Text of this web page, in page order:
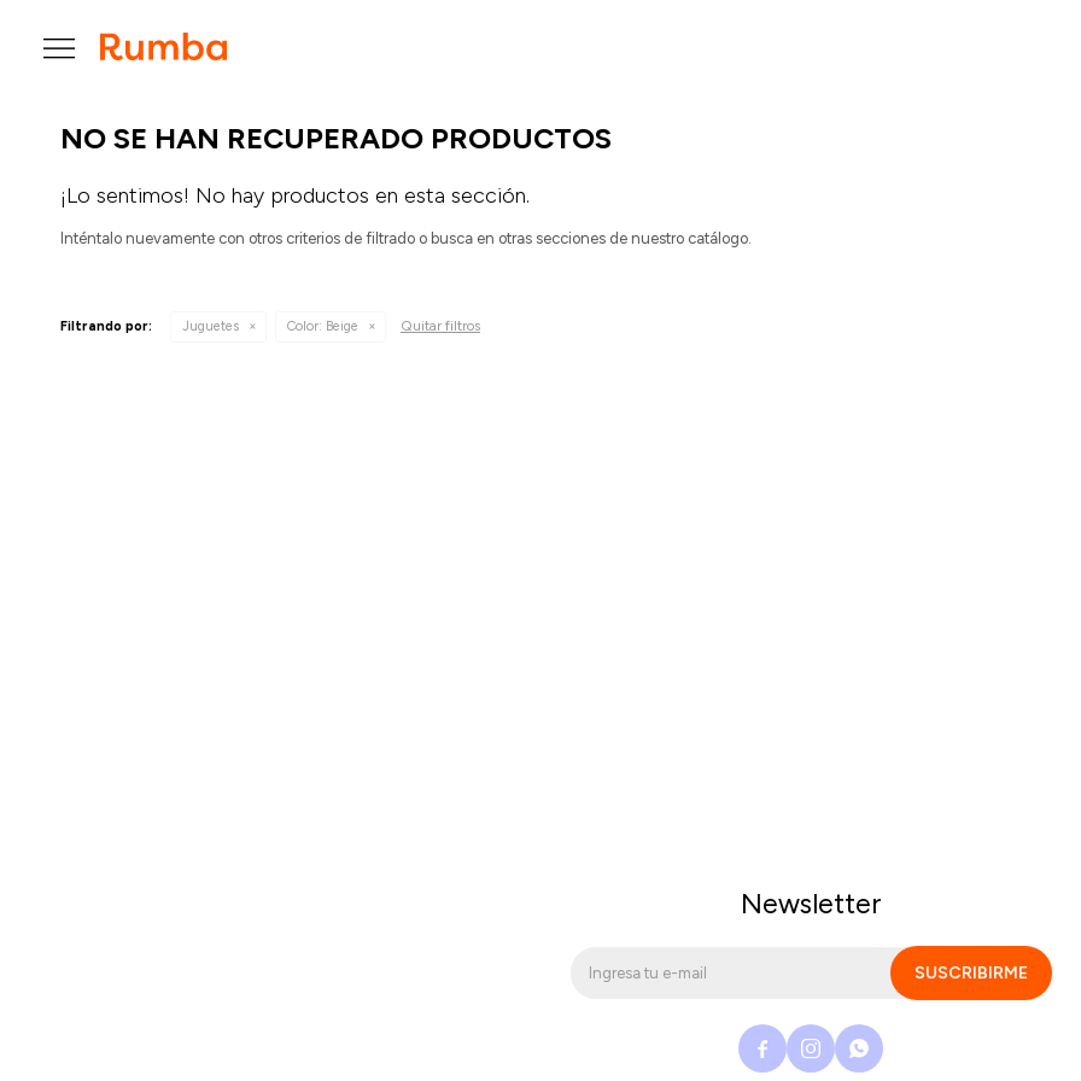

NO SE HAN RECUPERADO PRODUCTOS
¡Lo sentimos! No hay productos en esta sección.
Inténtalo nuevamente con otros criterios de filtrado o busca en otras secciones de nuestro catálogo.
Filtrando por: Juguetes Color: Beige Quitar filtros
Newsletter
SUSCRIBIRME
  